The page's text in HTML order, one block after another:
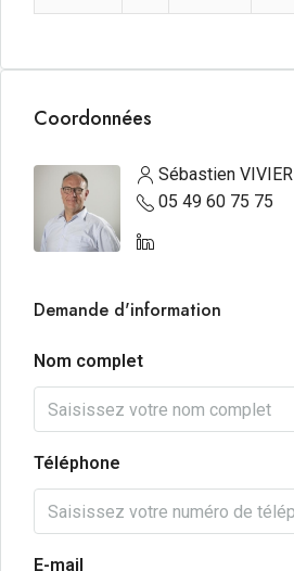
Coordonnées
Sébastien VIVIER
05 49 60 75 75
Demande d'information
Nom complet
Téléphone
E-mail